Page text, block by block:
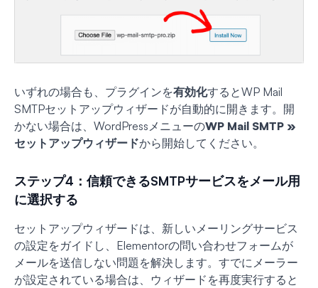
いずれの場合も、プラグインを有効化するとWP Mail
SMTPセットアップウィザードが自動的に開きます。開
かない場合は、WordPressメニューのWP Mail SMTP »
セットアップウィザードから開始してください。
ステップ4：信頼できるSMTPサービスをメール用
に選択する
セットアップウィザードは、新しいメーリングサービス
の設定をガイドし、Elementorの問い合わせフォームが
メールを送信しない問題を解決します。すでにメーラー
が設定されている場合は、ウィザードを再度実行すると